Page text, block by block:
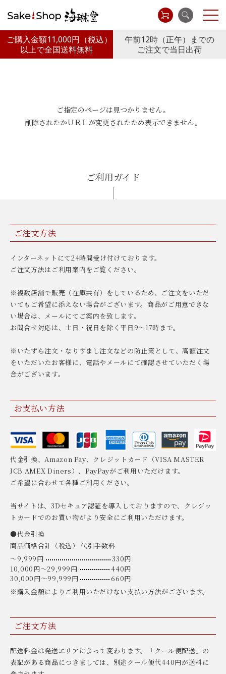
ご購入金額11,000円 （税込）
以上で全国送料無料
午前12時（正午）までの
ご注文で当日出荷
ご指定のページは見つかりません。
削除されたかＵＲＬが変更されたため表示できません。
ご利用ガイド
ご注文方法
インターネットにて24時間受け付けております。
ご注文方法はご利用案内をご覧ください。
※複数店舗で販売（在庫共有）をしているため、ご注文をいただ
いてもご希望に添えない場合がございます。商品がご用意できな
い場合は、メールにてご案内を致します。
お問合せ対応は、土日・祝日を除く平日9〜17時まで。
※いたずら注文・なりすまし注文などの防止策として、高額注文
をいただいたお客様に、電話やメールにて確認させていただく場
合がございます。
お支払い方法
代金引換、Amazon Pay、クレジットカード（VISA MASTER
JCB AMEX Diners）、PayPayがご利用いただけます。
ご希望に合わせて各種ご利用ください。
当サイトは、3Dセキュア認証を導入しておりますので、クレジッ
トカードでのお買い物がより安全にご利用いただけます。
●代金引換
商品価格合計（税込） 代引手数料
〜9,999円
330円
10,000円〜29,999円
440円
30,000円〜99,999円
660円
※購入金額によりご利用いただけない支払い方法がございます。
ご注文方法
配送料金は発送エリアによって変わります。「クール便配送」の
表記がある商品につきましては、別途クール便代440円が送料に